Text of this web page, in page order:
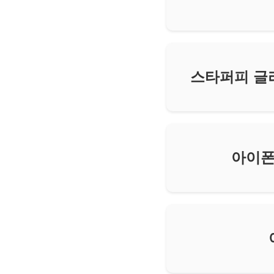
스타퍼피
아이